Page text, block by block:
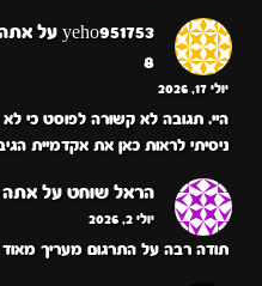
yeho951753 על
8
יולי 17, 2026
היי. תגובה לא קשורה לפוסט כי
ניסיתי לראות כאן את אקדמיית
הראל שוחט על אתה
יולי 2, 2026
תודה רבה על התרגום מעריך